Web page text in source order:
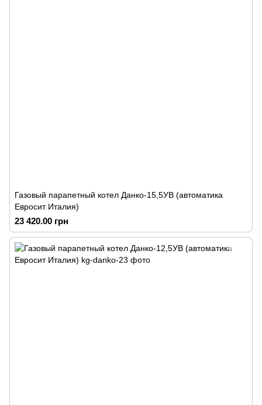
Газовый парапетный котел Данко-15,5УВ (автоматика
Евросит Италия)
23 420.00 грн